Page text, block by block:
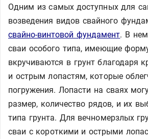
Одним из самых доступных для
возведения видов свайного
свайно-винтовой фундамент. В
сваи особого типа, имеющие
вкручиваются в грунт благодаря
и острым лопастям, которые
погружения. Лопасти на сваях
размер, количество рядов, и их
типа грунта. Для вечномерзлых
сваи с короткими и острыми